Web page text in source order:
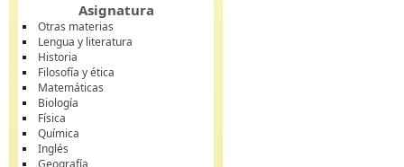
Asignatura
Otras materias
Lengua y literatura
Historia
Filosofía y ética
Matemáticas
Biología
Física
Química
Inglés
Geografía